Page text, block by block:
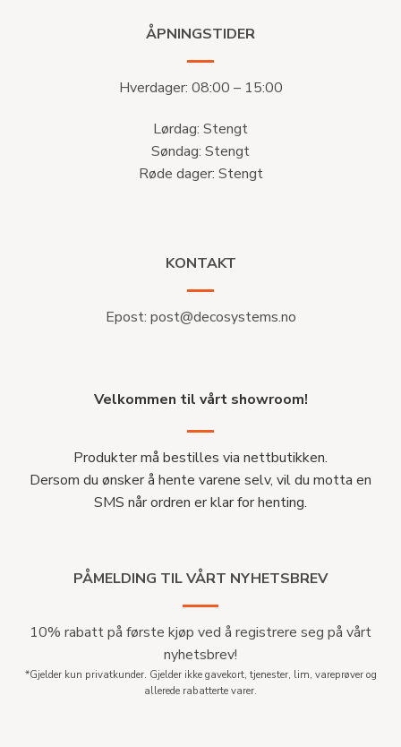
ÅPNINGSTIDER
Hverdager: 08:00 – 15:00
Lørdag: Stengt
Søndag: Stengt
Røde dager: Stengt
KONTAKT
Epost: post@decosystems.no
Velkommen til vårt showroom!
Produkter må bestilles via nettbutikken.
Dersom du ønsker å hente varene selv, vil du motta en
SMS når ordren er klar for henting.
PÅMELDING TIL VÅRT NYHETSBREV
10% rabatt på første kjøp ved å registrere seg på vårt
nyhetsbrev!
*Gjelder kun privatkunder. Gjelder ikke gavekort, tjenester, lim, vareprøver og
allerede rabatterte varer.